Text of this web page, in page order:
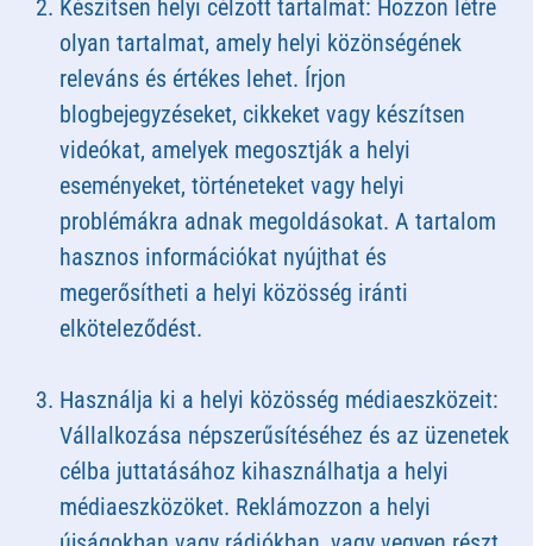
Készítsen helyi célzott tartalmat: Hozzon létre
olyan tartalmat, amely helyi közönségének
releváns és értékes lehet. Írjon
blogbejegyzéseket, cikkeket vagy készítsen
videókat, amelyek megosztják a helyi
eseményeket, történeteket vagy helyi
problémákra adnak megoldásokat. A tartalom
hasznos információkat nyújthat és
megerősítheti a helyi közösség iránti
elköteleződést.
Használja ki a helyi közösség médiaeszközeit:
Vállalkozása népszerűsítéséhez és az üzenetek
célba juttatásához kihasználhatja a helyi
médiaeszközöket. Reklámozzon a helyi